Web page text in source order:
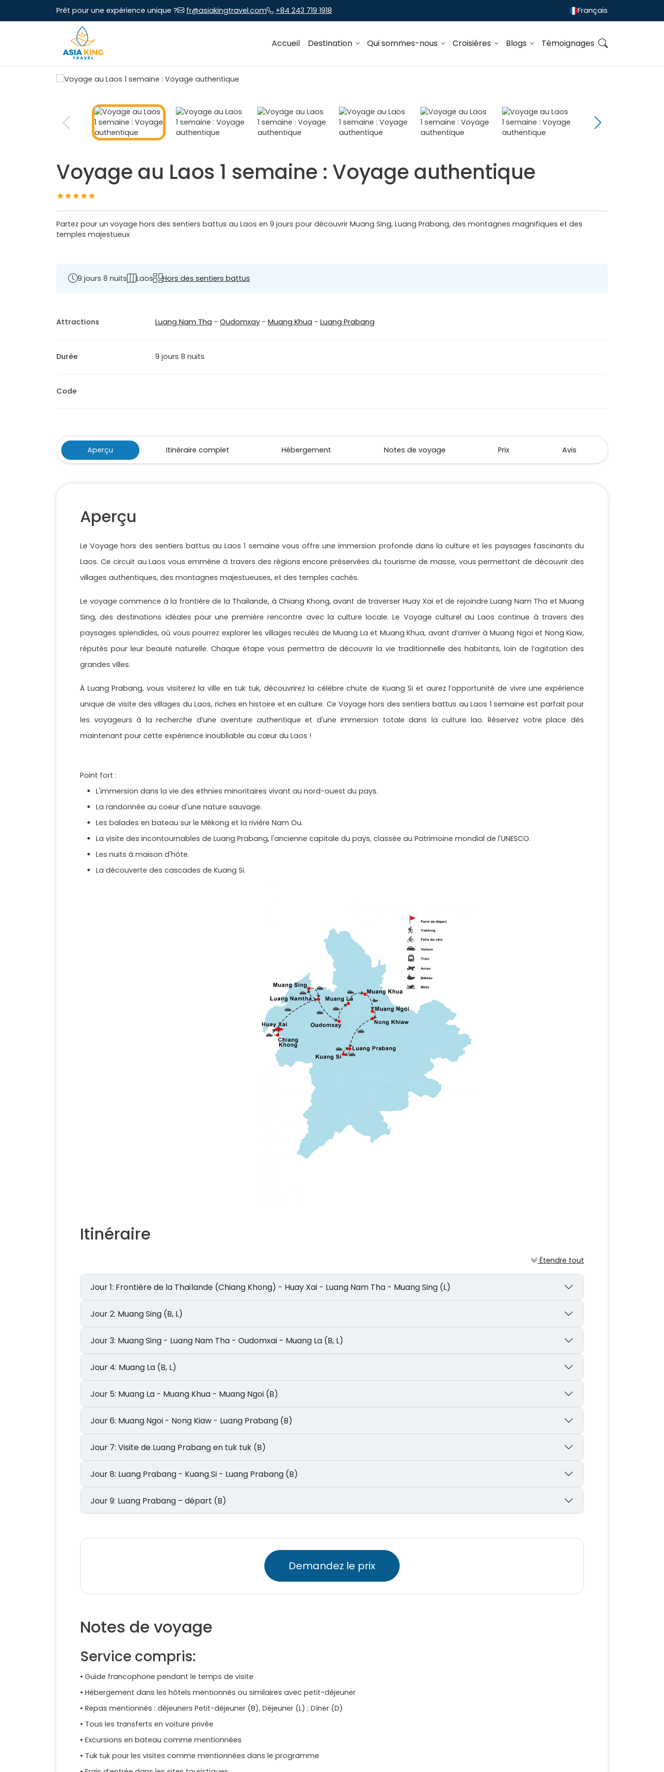
Prêt pour une expérience unique ? fr@asiakingtravel.com +84 243 719 1918 Français
Accueil Destination Qui sommes-nous Croisières Blogs Témoignages
Voyage au Laos 1 semaine : Voyage authentique
Partez pour un voyage hors des sentiers battus au Laos en 9 jours pour découvrir Muang Sing, Luang Prabang, des montagnes magnifiques et des
temples majestueux
9 jours 8 nuits Laos Hors des sentiers battus
Attractions Luang Nam Tha - Oudomxay - Muang Khua - Luang Prabang
Durée 9 jours 8 nuits
Code
Aperçu Itinéraire complet Hébergement Notes de voyage Prix Avis
Aperçu
Le Voyage hors des sentiers battus au Laos 1 semaine vous offre une immersion profonde dans la culture et les paysages fascinants du
Laos. Ce circuit au Laos vous emmène à travers des régions encore préservées du tourisme de masse, vous permettant de découvrir des
villages authentiques, des montagnes majestueuses, et des temples cachés.
Le voyage commence à la frontière de la Thaïlande, à Chiang Khong, avant de traverser Huay Xai et de rejoindre Luang Nam Tha et Muang
Sing, des destinations idéales pour une première rencontre avec la culture locale. Le Voyage culturel au Laos continue à travers des
paysages splendides, où vous pourrez explorer les villages reculés de Muang La et Muang Khua, avant d’arriver à Muang Ngoi et Nong Kiaw,
réputés pour leur beauté naturelle. Chaque étape vous permettra de découvrir la vie traditionnelle des habitants, loin de l’agitation des
grandes villes.
À Luang Prabang, vous visiterez la ville en tuk tuk, découvrirez la célèbre chute de Kuang Si et aurez l’opportunité de vivre une expérience
unique de visite des villages du Laos, riches en histoire et en culture. Ce Voyage hors des sentiers battus au Laos 1 semaine est parfait pour
les voyageurs à la recherche d’une aventure authentique et d'une immersion totale dans la culture lao. Réservez votre place dès
maintenant pour cette expérience inoubliable au cœur du Laos !
Point fort :
L'immersion dans la vie des ethnies minoritaires vivant au nord-ouest du pays.
La randonnée au coeur d'une nature sauvage.
Les balades en bateau sur le Mékong et la rivière Nam Ou.
La visite des incontournables de Luang Prabang, l'ancienne capitale du pays, classée au Patrimoine mondial de l'UNESCO.
Les nuits à maison d'hôte.
La découverte des cascades de Kuang Si.
Itinéraire
Étendre tout
Jour 1: Frontière de la Thaïlande (Chiang Khong) - Huay Xai - Luang Nam Tha - Muang Sing (L)
Jour 2: Muang Sing (B, L)
Jour 3: Muang Sing - Luang Nam Tha - Oudomxai - Muang La (B, L)
Jour 4: Muang La (B, L)
Jour 5: Muang La - Muang Khua - Muang Ngoi (B)
Jour 6: Muang Ngoi - Nong Kiaw - Luang Prabang (B)
Jour 7: Visite de Luang Prabang en tuk tuk (B)
Jour 8: Luang Prabang - Kuang Si - Luang Prabang (B)
Jour 9: Luang Prabang – départ (B)
Demandez le prix
Notes de voyage
Service compris:
• Guide francophone pendant le temps de visite
• Hébergement dans les hôtels mentionnés ou similaires avec petit-déjeuner
• Repas mentionnés : déjeuners Petit-déjeuner (B), Déjeuner (L) ; Dîner (D)
• Tous les transferts en voiture privée
• Excursions en bateau comme mentionnées
• Tuk tuk pour les visites comme mentionnées dans le programme